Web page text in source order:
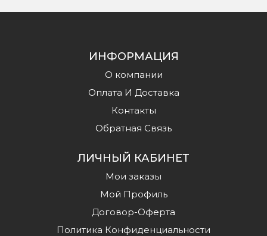
ИНФОРМАЦИЯ
О компании
Оплата И Доставка
Контакты
Обратная Связь
ЛИЧНЫЙ КАБИНЕТ
Мои заказы
Мой Профиль
Договор-Оферта
Политика Конфиденциальности